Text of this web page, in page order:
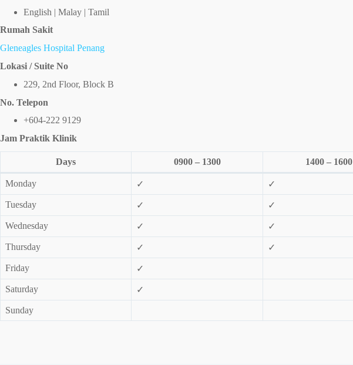
English | Malay | Tamil
Rumah Sakit
Gleneagles Hospital Penang
Lokasi / Suite No
229, 2nd Floor, Block B
No. Telepon
+604-222 9129
Jam Praktik Klinik
Days 0900 – 1300 1400 – 1600
Monday ✓ ✓
Tuesday ✓ ✓
Wednesday ✓ ✓
Thursday ✓ ✓
Friday ✓
Saturday ✓
Sunday